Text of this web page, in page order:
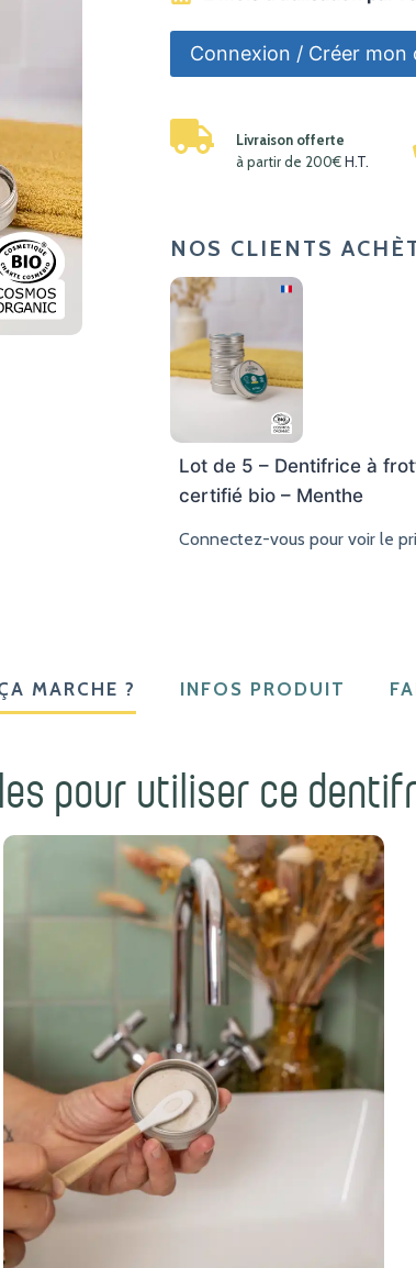
Connexion / Créer mon
Livraison offerte
à partir de 200€H.T.
NOS CLIENTS
Lot de 5 – Dentifrice à
certifié bio – Menthe
Connectez-vous pour voir le
MARCHE ? INFOS PRODUIT
pour utiliser ce